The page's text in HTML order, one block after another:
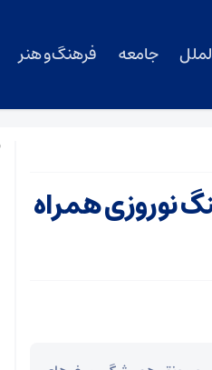
جامعه فرهنگ و هنر
نوروزی همراه